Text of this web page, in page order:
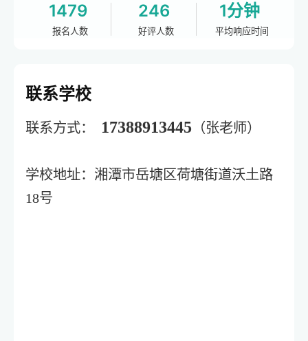
1479
报名人数
246
好评人数
1分钟
平均响应时间
联系学校
联系方式： 17388913445 （张老师）
学校地址：湘潭市岳塘区荷塘街道沃土路
18号